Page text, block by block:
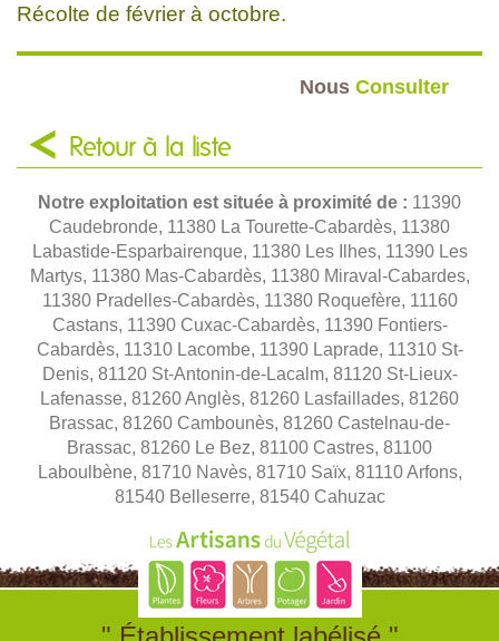
Récolte de février à octobre.
Nous Consulter
Retour à la liste
Notre exploitation est située à proximité de : 11390
Caudebronde, 11380 La Tourette-Cabardès, 11380
Labastide-Esparbairenque, 11380 Les Ilhes, 11390 Les
Martys, 11380 Mas-Cabardès, 11380 Miraval-Cabardes,
11380 Pradelles-Cabardès, 11380 Roquefère, 11160
Castans, 11390 Cuxac-Cabardès, 11390 Fontiers-
Cabardès, 11310 Lacombe, 11390 Laprade, 11310 St-
Denis, 81120 St-Antonin-de-Lacalm, 81120 St-Lieux-
Lafenasse, 81260 Anglès, 81260 Lasfaillades, 81260
Brassac, 81260 Cambounès, 81260 Castelnau-de-
Brassac, 81260 Le Bez, 81100 Castres, 81100
Laboulbène, 81710 Navès, 81710 Saïx, 81110 Arfons,
81540 Belleserre, 81540 Cahuzac